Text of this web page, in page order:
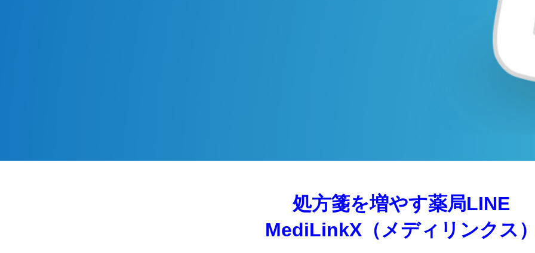
処方箋を増やす薬局LINE
MediLinkX（メディリンクス